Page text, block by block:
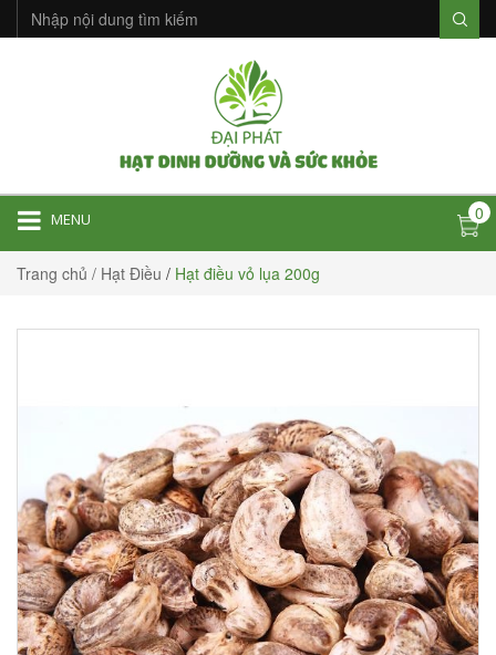
MENU 0
Trang chủ / Hạt Điều / Hạt điều vỏ lụa 200g